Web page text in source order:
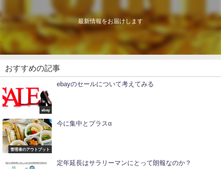
最新情報をお届けします
おすすめの記事
ebay
ebayのセールについて考えてみる
管理者のアウトプット
今に集中とプラスα
定年延長はサラリーマンにとって朗報なのか？